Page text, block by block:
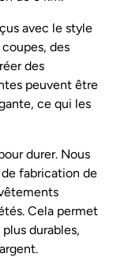
avec le style
des
des
peuvent être
ce qui les
durer. Nous
fabrication de
Cela permet
durables,